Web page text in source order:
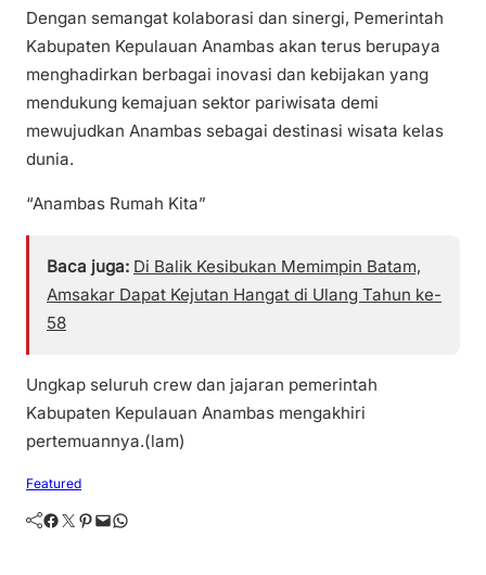
Dengan semangat kolaborasi dan sinergi, Pemerintah
Kabupaten Kepulauan Anambas akan terus berupaya
menghadirkan berbagai inovasi dan kebijakan yang
mendukung kemajuan sektor pariwisata demi
mewujudkan Anambas sebagai destinasi wisata kelas
dunia.
“Anambas Rumah Kita”
Baca juga: Di Balik Kesibukan Memimpin Batam,
Amsakar Dapat Kejutan Hangat di Ulang Tahun ke-
58
Ungkap seluruh crew dan jajaran pemerintah
Kabupaten Kepulauan Anambas mengakhiri
pertemuannya.(lam)
Featured
Facebook Twitter Pinterest Mail WhatsApp